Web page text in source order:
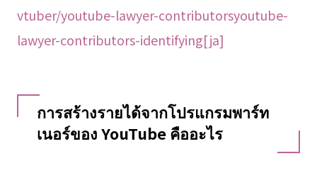
vtuber/youtube-lawyer-contributorsyoutube-
lawyer-contributors-identifying[ja]
การสร้างรายได้จากโปรแกรมพาร์ท
เนอร์ของ YouTube คืออะไร